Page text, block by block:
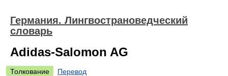
Германия. Лингвострановедческий
словарь
Adidas-Salomon AG
Толкование
Перевод